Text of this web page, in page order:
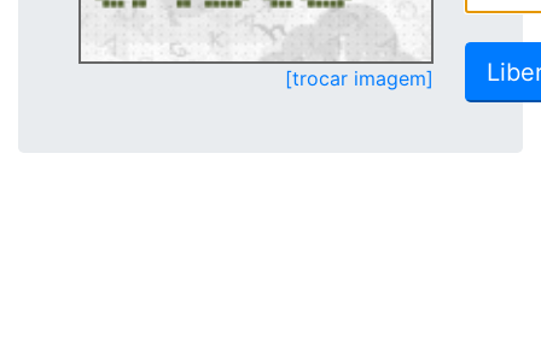
[trocar imagem]